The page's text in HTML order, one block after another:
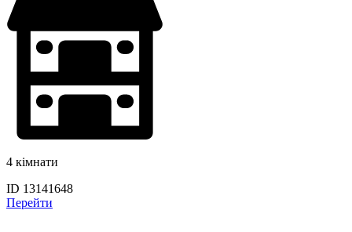
4 кімнати
ID 13141648
Перейти